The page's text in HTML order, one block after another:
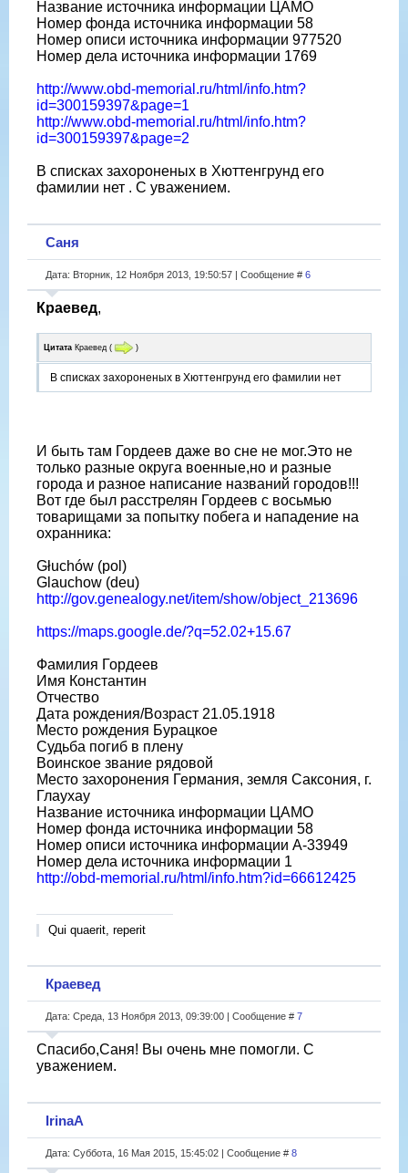
Название источника информации ЦАМО
Номер фонда источника информации 58
Номер описи источника информации 977520
Номер дела источника информации 1769
http://www.obd-memorial.ru/html/info.htm?
id=300159397&page=1
http://www.obd-memorial.ru/html/info.htm?
id=300159397&page=2
В списках захороненых в Хюттенгрунд его
фамилии нет . С уважением.
Саня
Дата: Вторник, 12 Ноября 2013, 19:50:57 | Сообщение # 6
Краевед,
Цитата Краевед ( )
В списках захороненых в Хюттенгрунд его фамилии нет
И быть там Гордеев даже во сне не мог.Это не
только разные округа военные,но и разные
города и разное написание названий городов!!!
Вот где был расстрелян Гордеев с восьмью
товарищами за попытку побега и нападение на
охранника:
Głuchów (pol)
Glauchow (deu)
http://gov.genealogy.net/item/show/object_213696
https://maps.google.de/?q=52.02+15.67
Фамилия Гордеев
Имя Константин
Отчество
Дата рождения/Возраст 21.05.1918
Место рождения Бурацкое
Судьба погиб в плену
Воинское звание рядовой
Место захоронения Германия, земля Саксония, г.
Глаухау
Название источника информации ЦАМО
Номер фонда источника информации 58
Номер описи источника информации A-33949
Номер дела источника информации 1
http://obd-memorial.ru/html/info.htm?id=66612425
Qui quaerit, reperit
Краевед
Дата: Среда, 13 Ноября 2013, 09:39:00 | Сообщение # 7
Спасибо,Саня! Вы очень мне помогли. С
уважением.
IrinaA
Дата: Суббота, 16 Мая 2015, 15:45:02 | Сообщение # 8